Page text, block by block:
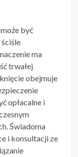
być
ma
trwałej
obejmuje
opłacalne i
Świadoma
i konsultacji ze